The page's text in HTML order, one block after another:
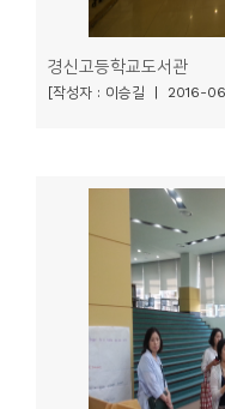
경신고등학교도서관
[작성자 : 이승길 | 2016-